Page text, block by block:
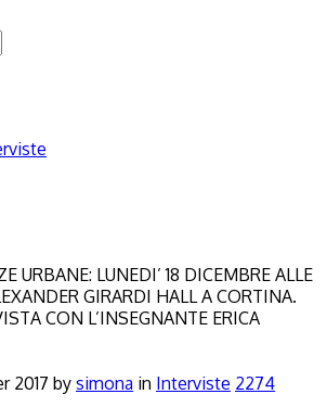
2017 by simona in Interviste 2274